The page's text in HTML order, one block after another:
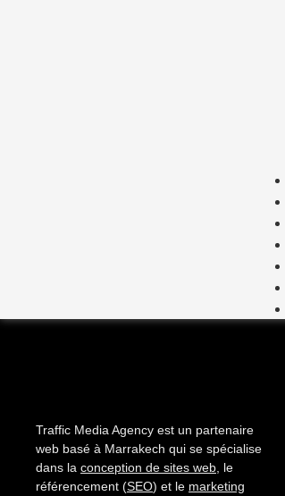
Traffic Media Agency est un partenaire
web basé à Marrakech qui se spécialise
dans la conception de sites web , le
référencement (SEO) et le marketing